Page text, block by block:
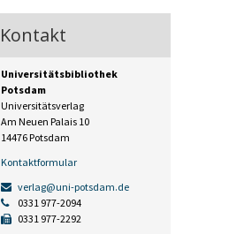
Kontakt
Universitätsbibliothek
Potsdam
Universitätsverlag
Am Neuen Palais 10
14476 Potsdam
Kontaktformular
verlag@uni-potsdam.de
0331 977-2094
0331 977-2292